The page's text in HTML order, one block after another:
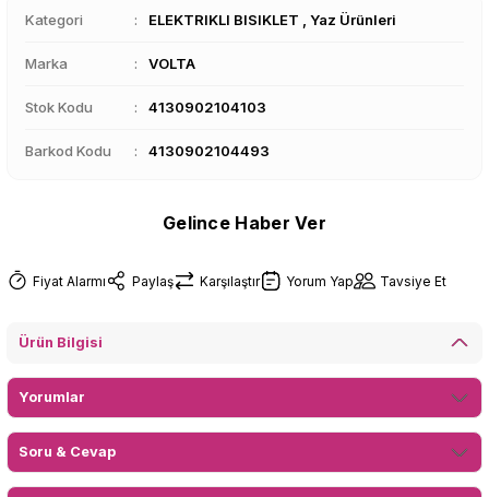
Kategori ELEKTRIKLI BISIKLET Yaz Ürünleri
Marka VOLTA
Stok Kodu 4130902104103
Barkod Kodu 4130902104493
Gelince Haber Ver
Fiyat Alarmı Paylaş Karşılaştır Yorum Yap Tavsiye Et
Ürün Bilgisi
Yorumlar
Soru & Cevap